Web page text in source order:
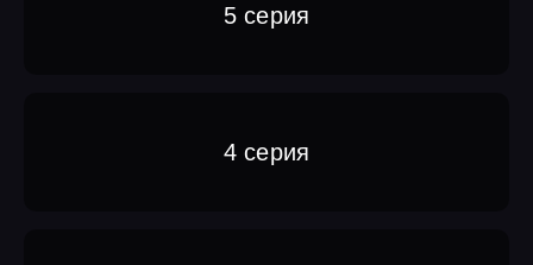
5 серия
4 серия